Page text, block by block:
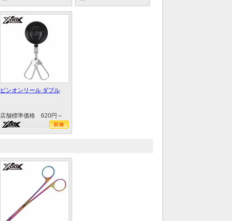
ピンオンリール ダブル
店舗標準価格 620円～